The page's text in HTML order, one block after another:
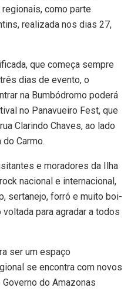
como parte
realizada nos dias 27,
que começa sempre
dias de evento, o
na Bumbódromo poderá
no Panavueiro Fest, que
Clarindo Chaves, ao lado
Carmo.
e moradores da Ilha
nacional e internacional,
sertanejo, forró e muito boi-
para agradar a todos
ser um espaço
se encontra com novos
do Amazonas